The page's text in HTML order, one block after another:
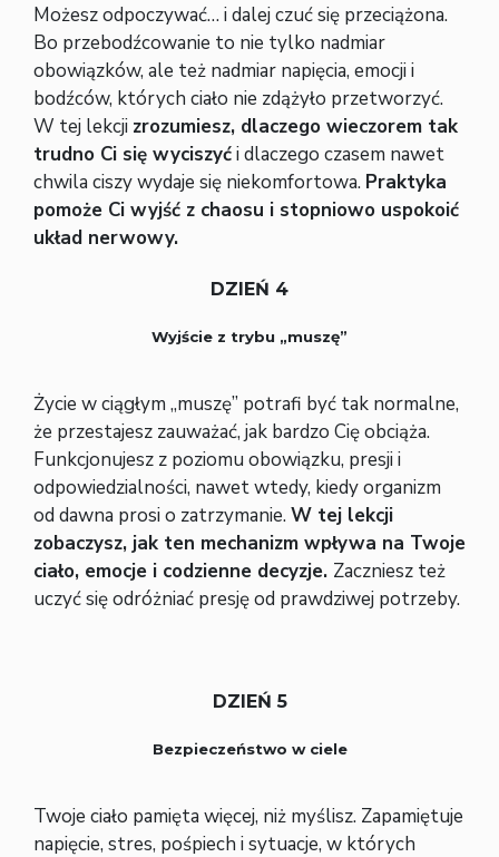
Możesz odpoczywać… i dalej czuć się przeciążona.
Bo przebodźcowanie to nie tylko nadmiar
obowiązków, ale też nadmiar napięcia, emocji i
bodźców, których ciało nie zdążyło przetworzyć.
W tej lekcji zrozumiesz, dlaczego wieczorem tak
trudno Ci się wyciszyći dlaczego czasem nawet
chwila ciszy wydaje się niekomfortowa. Praktyka
pomoże Ci wyjść z chaosu i stopniowo uspokoić
układ nerwowy.
DZIEŃ 4
Wyjście z trybu „muszę”
Życie w ciągłym „muszę” potrafi być tak normalne,
że przestajesz zauważać, jak bardzo Cię obciąża.
Funkcjonujesz z poziomu obowiązku, presji i
odpowiedzialności, nawet wtedy, kiedy organizm
od dawna prosi o zatrzymanie.W tej lekcji
zobaczysz, jak ten mechanizm wpływa na Twoje
ciało, emocje i codzienne decyzje. Zaczniesz też
uczyć się odróżniać presję od prawdziwej potrzeby.
DZIEŃ 5
Bezpieczeństwo w ciele
Twoje ciało pamięta więcej, niż myślisz. Zapamiętuje
napięcie, stres, pośpiech i sytuacje, w których